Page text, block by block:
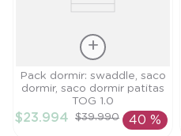
Talla
AÑADIR AL
Pack dormir: swaddle, saco
dormir, saco dormir patitas
TOG 1.0
$23.994 $39.990 40 %